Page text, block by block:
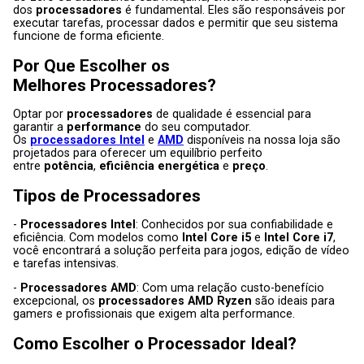
dos processadores é fundamental. Eles são responsáveis por
executar tarefas, processar dados e permitir que seu sistema
funcione de forma eficiente.
Por Que Escolher os
Melhores Processadores?
Optar por processadores de qualidade é essencial para
garantir a performance do seu computador.
Os processadores Intel e AMD disponíveis na nossa loja são
projetados para oferecer um equilíbrio perfeito
entre potência, eficiência energética e preço.
Tipos de Processadores
- Processadores Intel : Conhecidos por sua confiabilidade e
eficiência. Com modelos como Intel Core i5 e Intel Core i7,
você encontrará a solução perfeita para jogos, edição de vídeo
e tarefas intensivas.
- Processadores AMD: Com uma relação custo-benefício
excepcional, os processadores AMD Ryzen são ideais para
gamers e profissionais que exigem alta performance.
Como Escolher o Processador Ideal?